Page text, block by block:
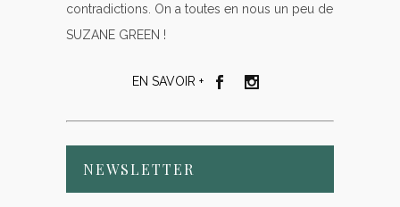
contradictions. On a toutes en nous un peu de
SUZANE GREEN !
EN SAVOIR +
NEWSLETTER